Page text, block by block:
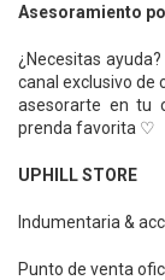
Asesoramiento
¿Necesitas
canal exclusivo de
asesorarte en tu
prenda favorita ♡
UPHILL STORE
Indumentaria &
Punto de venta